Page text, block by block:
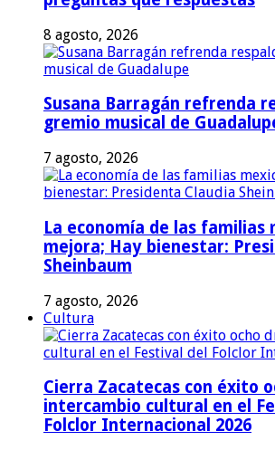
8 agosto, 2026
Susana Barragán refrenda
gremio musical de
7 agosto, 2026
La economía de las familias
mejora; Hay bienestar:
Sheinbaum
7 agosto, 2026
Cultura
Cierra Zacatecas con éxito
intercambio cultural en el
Folclor Internacional 2026